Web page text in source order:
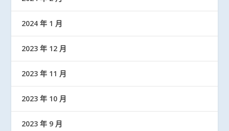
2024 年 1 月
2023 年 12 月
2023 年 11 月
2023 年 10 月
2023 年 9 月